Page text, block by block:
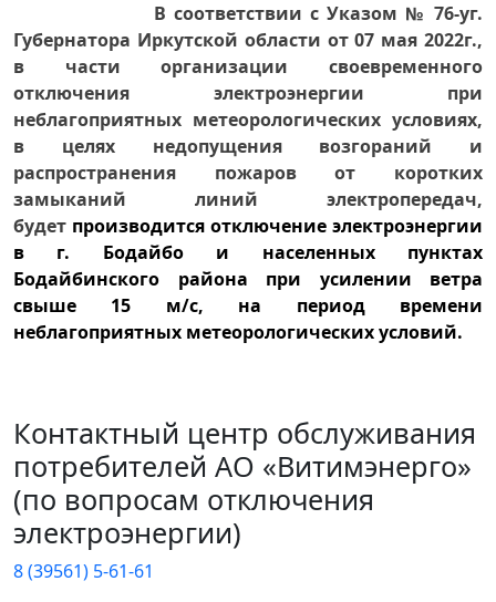
В соответствии с Указом № 76-уг.
Губернатора Иркутской области от 07 мая 2022г.,
в части организации своевременного
отключения электроэнергии при
неблагоприятных метеорологических условиях,
в целях недопущения возгораний и
распространения пожаров от коротких
замыканий линий электропередач,
будет производится отключение электроэнергии
в г. Бодайбо и населенных пунктах
Бодайбинского района при усилении ветра
свыше 15 м/с, на период времени
неблагоприятных метеорологических условий.
Контактный центр обслуживания
потребителей АО «Витимэнерго»
(по вопросам отключения
электроэнергии)
8 (39561) 5-61-61